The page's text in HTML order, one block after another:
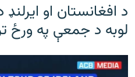
د افغانستان او
لوبه د جمعې په ورځ